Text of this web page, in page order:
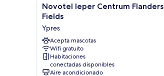
Novotel
Ieper
Flanders
Fields
Ypres
Novotel Ieper Centrum Flanders
Fields
Ypres
Acepta mascotas
Wifi gratuito
Habitaciones
conectadas disponibles
Aire acondicionado